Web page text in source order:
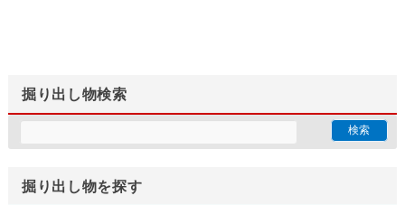
掘り出し物検索
掘り出し物を探す